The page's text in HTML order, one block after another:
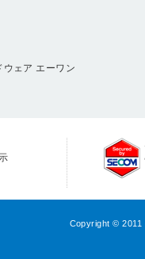
ウェア エーワン
Copyright © 2011